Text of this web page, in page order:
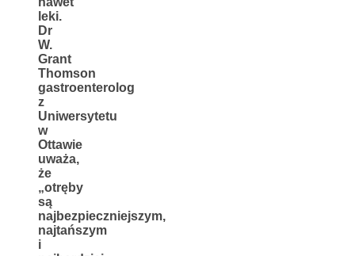
leki.
Dr
W.
Grant
Thomson
gastroenterolog
z
Uniwersytetu
w
Ottawie
uważa,
że
„otręby
są
najbezpieczniejszym,
najtańszym
i